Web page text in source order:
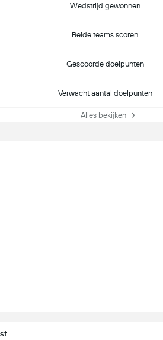
Wedstrijd gewonnen
Beide teams scoren
Gescoorde doelpunten
Verwacht aantal doelpunten
Alles bekijken